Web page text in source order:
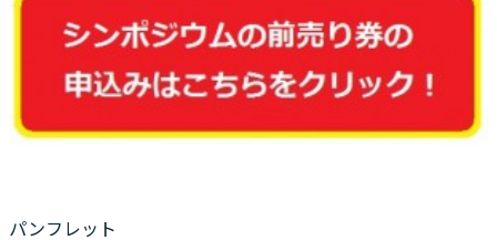
パンフレット